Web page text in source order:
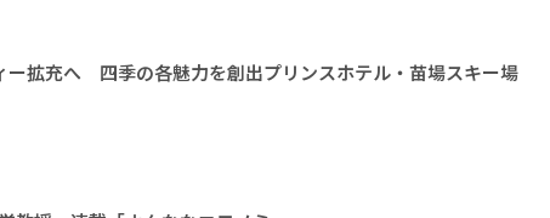
ー拡充へ 四季の各魅力を創出プリンスホテル・苗場スキー場